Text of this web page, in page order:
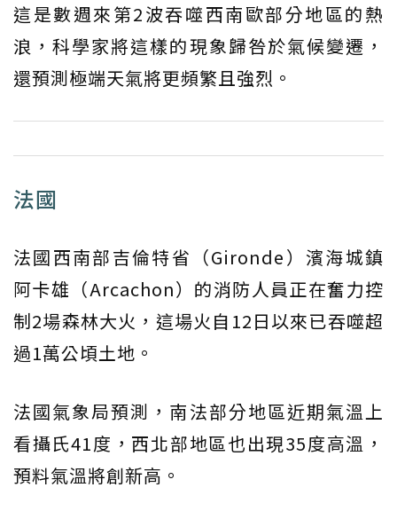
這是數週來第2波吞噬西南歐部分地區的熱
浪，科學家將這樣的現象歸咎於氣候變遷，
還預測極端天氣將更頻繁且強烈。
法國
法國西南部吉倫特省（Gironde）濱海城鎮
阿卡雄（Arcachon）的消防人員正在奮力控
制2場森林大火，這場火自12日以來已吞噬超
過1萬公頃土地。
法國氣象局預測，南法部分地區近期氣溫上
看攝氏41度，西北部地區也出現35度高溫，
預料氣溫將創新高。